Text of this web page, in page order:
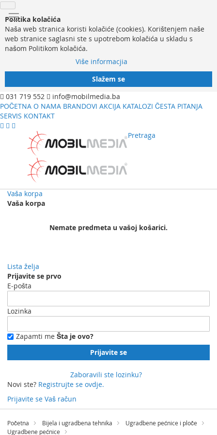
Politika kolačića
Naša web stranica koristi kolačiće (cookies). Korištenjem naše
web stranice saglasni ste s upotrebom kolačića u skladu s
našom Politikom kolačića.
Više informacjia
Slažem se
031 719 552
info@mobilmedia.ba
POČETNA O NAMA BRANDOVI AKCIJA KATALOZI ČESTA PITANJA
SERVIS KONTAKT
Pretraga
Vaša korpa
Vaša korpa
Nemate predmeta u vašoj košarici.
Lista želja
Prijavite se prvo
E-pošta
Lozinka
Zapamti me Šta je ovo?
Prijavite se
Zaboravili ste lozinku?
Novi ste? Registrujte se ovdje.
Prijavite se Vaš račun
Preskočite
sadržaj
Početna Bijela i ugradbena tehnika
Ugradbene pećnice i ploče
Ugradbene pećnice